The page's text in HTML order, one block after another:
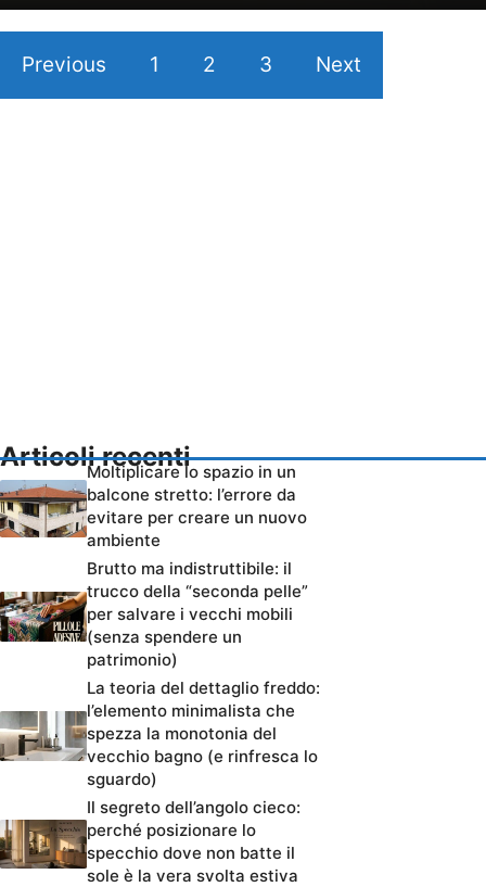
Previous 1 2 3 Next
Articoli recenti
Moltiplicare lo spazio in un
balcone stretto: l’errore da
evitare per creare un nuovo
ambiente
Brutto ma indistruttibile: il
trucco della “seconda pelle”
per salvare i vecchi mobili
(senza spendere un
patrimonio)
La teoria del dettaglio freddo:
l’elemento minimalista che
spezza la monotonia del
vecchio bagno (e rinfresca lo
sguardo)
Il segreto dell’angolo cieco:
perché posizionare lo
specchio dove non batte il
sole è la vera svolta estiva